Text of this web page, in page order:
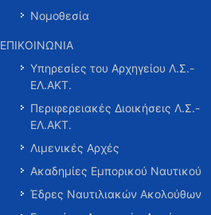
Νομοθεσία
ΕΠΙΚΟΙΝΩΝΙΑ
Υπηρεσίες του Αρχηγείου Λ.Σ.-
ΕΛ.ΑΚΤ.
Περιφερειακές Διοικήσεις Λ.Σ.-
ΕΛ.ΑΚΤ.
Λιμενικές Αρχές
Ακαδημίες Εμπορικού Ναυτικού
Έδρες Ναυτιλιακών Ακολούθων